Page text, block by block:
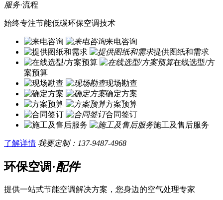
服务·流程
始终专注节能低碳环保空调技术
来电咨询
提供图纸和需求
在线选型/方
案预算
现场勘查
确定方案
方案预算
合同签订
施工及售后服务
了解详情 我要定制：137-9487-4968
环保空调·配件
提供一站式节能空调解决方案，您身边的空气处理专家